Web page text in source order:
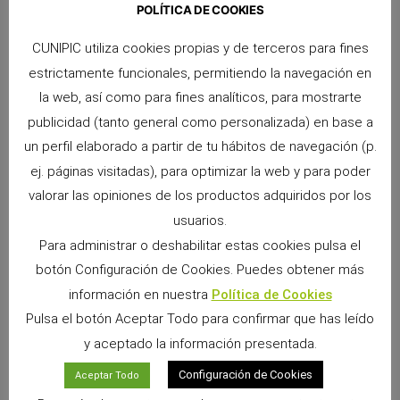
ANTERIOR
Snacks Alpha Pro: 6 sabores irresistibles para
premiar a tu pequeño
POLÍTICA DE COOKIES
CUNIPIC utiliza cookies propias y de terceros para fines
estrictamente funcionales, permitiendo la navegación en
la web, así como para fines analíticos, para mostrarte
publicidad (tanto general como personalizada) en base a
un perfil elaborado a partir de tu hábitos de navegación (p.
ej. páginas visitadas), para optimizar la web y para poder
valorar las opiniones de los productos adquiridos por los
usuarios.
Para administrar o deshabilitar estas cookies pulsa el
botón Configuración de Cookies. Puedes obtener más
información en nuestra Política de Cookies
Pulsa el botón Aceptar Todo para confirmar que has leído
y aceptado la información presentada.
Aceptar Todo Configuración de Cookies